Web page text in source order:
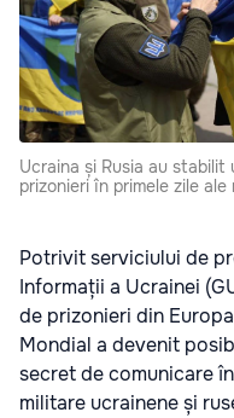
Ucraina și Rusia au
prizonieri în primele zile ale
Potrivit serviciului de
Informații a Ucrainei
de prizonieri din
Mondial a devenit
secret de comunicare
militare ucrainene și